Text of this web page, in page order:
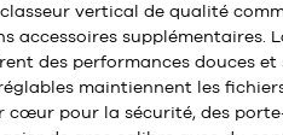
classeur vertical de qualité
accessoires supplémentaires.
des performances douces
maintiennent les
cœur pour la sécurité, des